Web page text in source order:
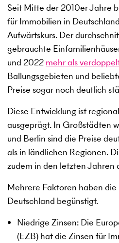
Seit Mitte der 2010er Jahre
für Immobilien in
Aufwärtskurs. Der
gebrauchte
und 2022 mehr als
Ballungsgebieten und
Preise sogar noch deutlich
Diese Entwicklung ist
ausgeprägt. In Großstädten
und Berlin sind die Preise
als in ländlichen Regionen.
zudem in den letzten Jahren
Mehrere Faktoren haben
Deutschland begünstigt.
Niedrige Zinsen: Die
(EZB) hat die Zinsen für